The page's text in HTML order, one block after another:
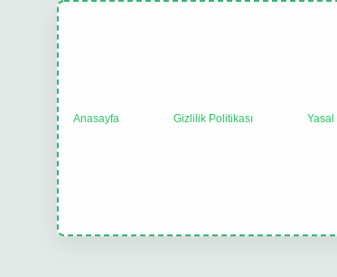
Anasayfa Gizlilik Politikası Yasal